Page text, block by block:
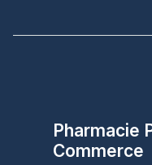
Pharmacie
Commerce